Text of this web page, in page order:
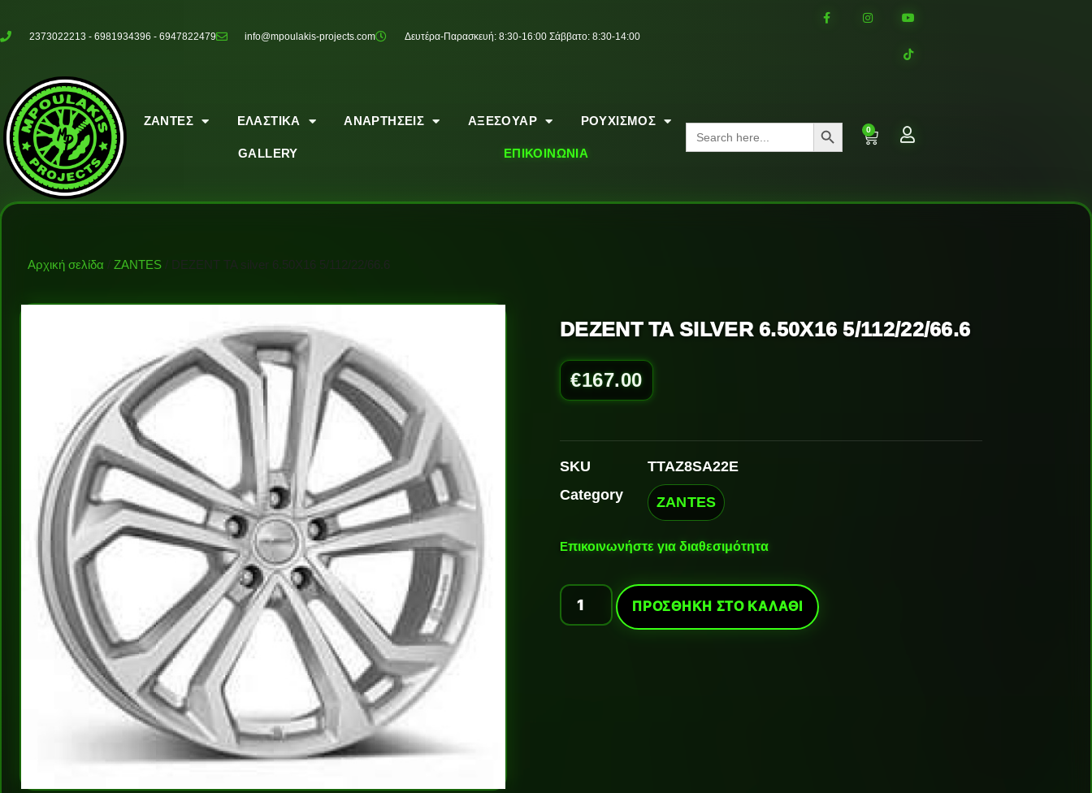
2373022213 - 6981934396 - 6947822479 info@mpoulakis-projects.com Δευτέρα-Παρασκευή: 8:30-16:00 Σάββατο: 8:30-14:00
ΖΑΝΤΕΣ ΕΛΑΣΤΙΚΑ ΑΝΑΡΤΗΣΕΙΣ ΑΞΕΣΟΥΑΡ ΡΟΥΧΙΣΜΟΣ
GALLERY ΕΠΙΚΟΙΝΩΝΙΑ
Search
for:
Search Button
0
Αρχική σελίδα / ZANTES / DEZENT TA silver 6.50X16 5/112/22/66.6
DEZENT TA SILVER 6.50X16 5/112/22/66.6
€167.00
SKU
TTAZ8SA22E
Category
ZANTES
Επικοινωνήστε για διαθεσιμότητα
ΠΡΟΣΘΉΚΗ ΣΤΟ ΚΑΛΆΘΙ